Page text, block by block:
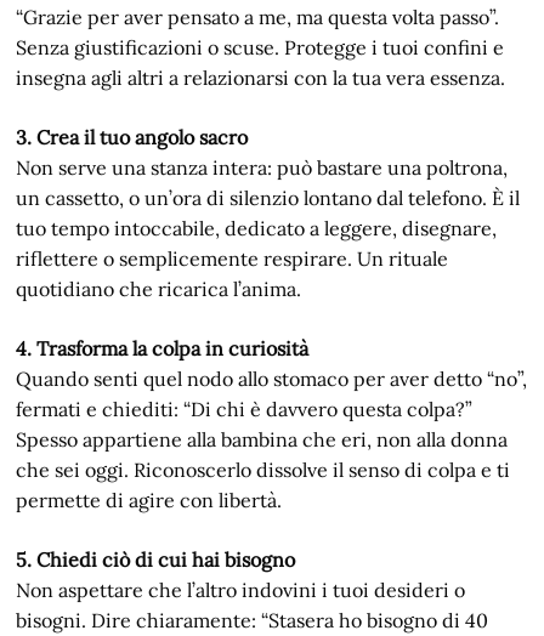
“Grazie per aver pensato a me, ma questa volta passo”.
Senza giustificazioni o scuse. Protegge i tuoi confini e
insegna agli altri a relazionarsi con la tua vera essenza.
3. Crea il tuo angolo sacro
Non serve una stanza intera: può bastare una poltrona,
un cassetto, o un’ora di silenzio lontano dal telefono. È il
tuo tempo intoccabile, dedicato a leggere, disegnare,
riflettere o semplicemente respirare. Un rituale
quotidiano che ricarica l’anima.
4. Trasforma la colpa in curiosità
Quando senti quel nodo allo stomaco per aver detto “no”,
fermati e chiediti: “Di chi è davvero questa colpa?”
Spesso appartiene alla bambina che eri, non alla donna
che sei oggi. Riconoscerlo dissolve il senso di colpa e ti
permette di agire con libertà.
5. Chiedi ciò di cui hai bisogno
Non aspettare che l’altro indovini i tuoi desideri o
bisogni. Dire chiaramente: “Stasera ho bisogno di 40